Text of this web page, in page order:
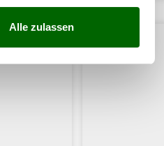
Alle zulassen